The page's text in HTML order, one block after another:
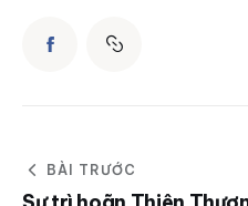
BÀI TRƯỚC